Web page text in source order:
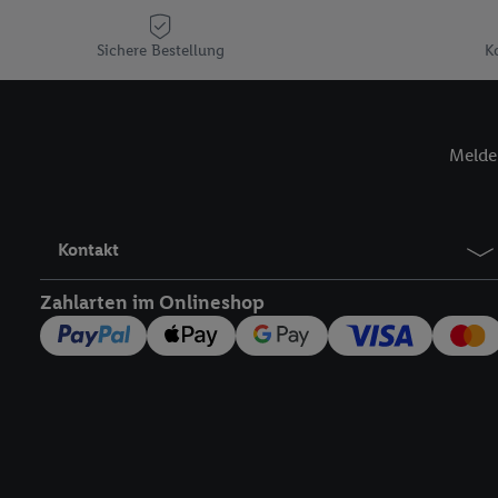
Sichere Bestellung
Kontakt
Zahlarten im Onlineshop
Plus-Konto einloggen,
Verantwortlichkeit mit
zu erstellen (die
Hierzu wird von uns
Adresse in
Zudem erlauben Sie
den Lidl-Diensten
Kundenkonto-
Insbesondere können
werden, damit wir
Nutzung der Utiq-
widerrufen - jederzeit
die Lidl-Dienste)